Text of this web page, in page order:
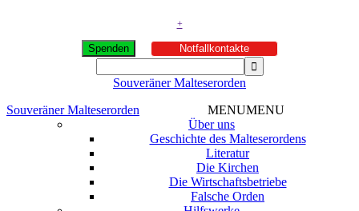
+
Spenden Notfallkontakte
Souveräner Malteserorden
Souveräner Malteserorden
MENUMENU
Über uns
Geschichte des Malteserordens
Literatur
Die Kirchen
Die Wirtschaftsbetriebe
Falsche Orden